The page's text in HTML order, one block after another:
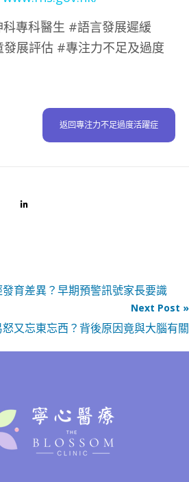
專科醫生 #語言發展遲緩
展評估 #專注力不足及過度
返回專注力不足過度活躍症
育差異？早期預警訊號家長要識
Next Post »
又忘東忘西？背後原因竟與大腦有關